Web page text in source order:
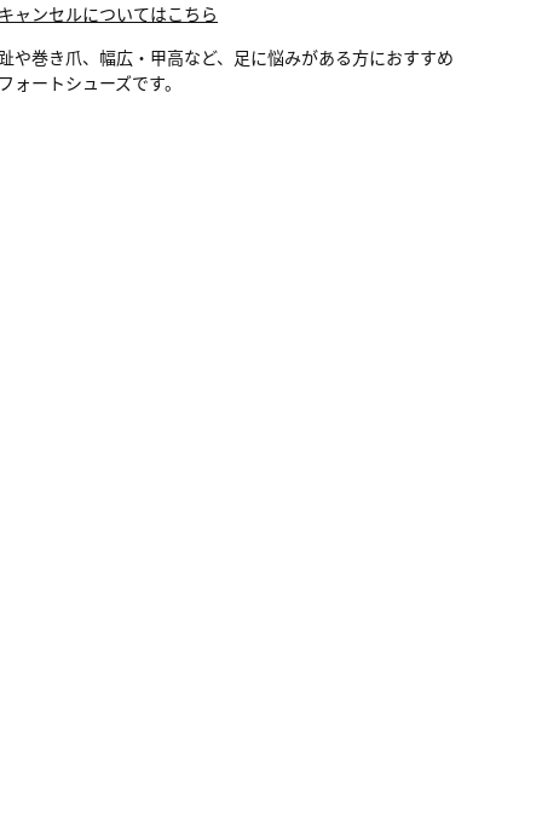
ャンセルについてはこちら
や巻き爪、幅広・甲高など、足に悩みがある方におすすめ
ォートシューズです。